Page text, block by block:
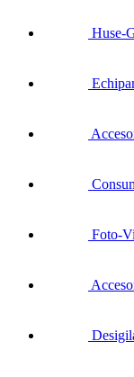
Huse-
Foto-